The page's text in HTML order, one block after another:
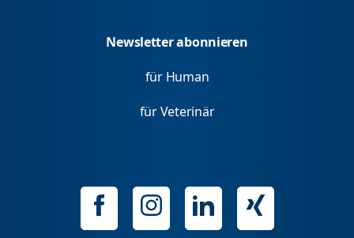
Newsletter abonnieren
für Human
für Veterinär